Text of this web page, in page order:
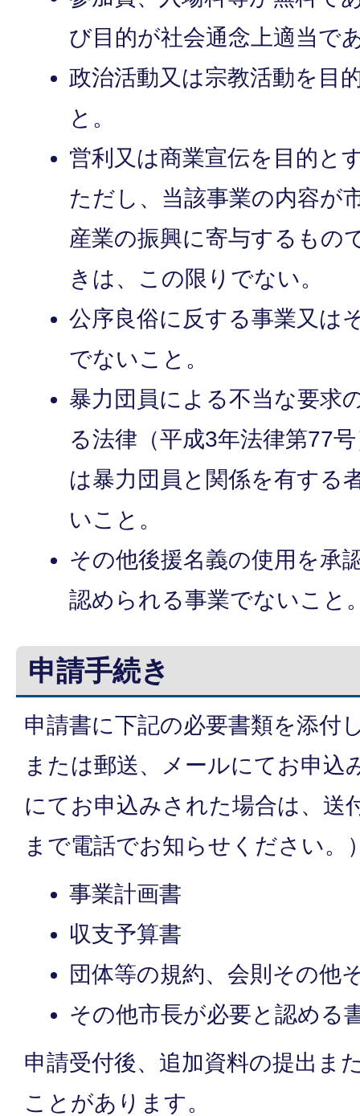
び目的が社会通念上適当で
政治活動又は宗教活動を目
と。
営利又は商業宣伝を目的と
ただし、当該事業の内容が
産業の振興に寄与するもの
きは、この限りでない。
公序良俗に反する事業又は
でないこと。
暴力団員による不当な要求
る法律（平成3年法律第77
は暴力団員と関係を有する
いこと。
その他後援名義の使用を承
認められる事業でないこと
申請手続き
申請書に下記の必要書類を添付
または郵送、メールにてお申込
にてお申込みされた場合は、送
まで電話でお知らせください。
事業計画書
収支予算書
団体等の規約、会則その他
その他市長が必要と認める
申請受付後、追加資料の提出ま
ことがあります。